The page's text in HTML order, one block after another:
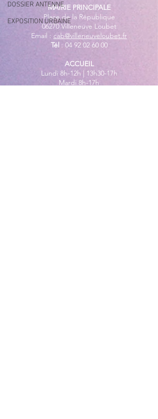
DOSSIER ANTENNE
EXPOSITION URBAINE
MAIRIE PRINCIPALE
Place de la République
06270 Villeneuve Loubet
Email : cab@villeneuveloubet.fr
Tél : 04 92 02 60 00
ACCUEIL
Lundi 8h-12h | 13h30-17h
Mardi 8h-17h